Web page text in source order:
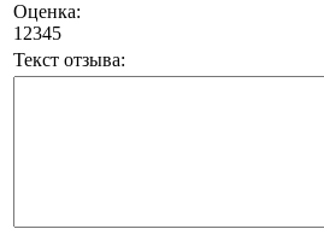
Оценка:
1 2345
Текст отзыва: